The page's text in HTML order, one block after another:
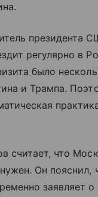
президента
регулярно в
было
и Трампа.
считает, что
Он пояснил,
заявляет о